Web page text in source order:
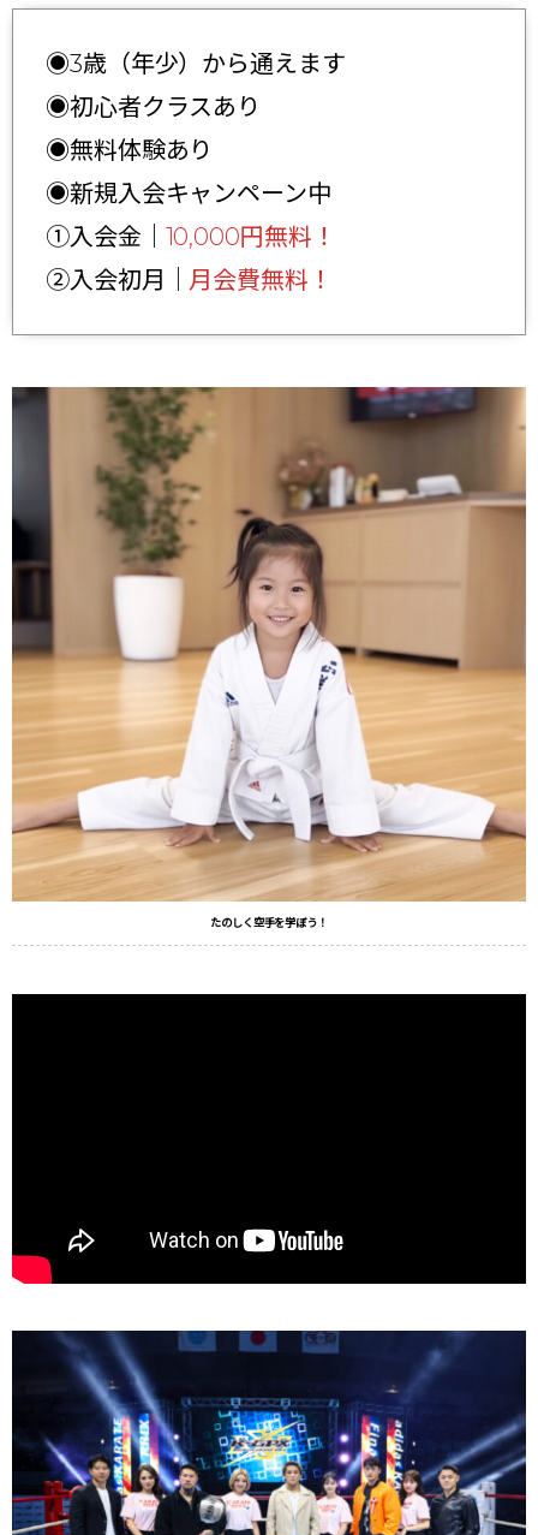
◉3歳（年少）から通えます
◉初心者クラスあり
◉無料体験あり
◉新規入会キャンペーン中
①入会金｜ 10,000円無料！
②入会初月｜ 月会費無料！
たのしく空手を学ぼう！